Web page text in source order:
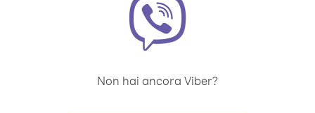
Non hai ancora Viber?